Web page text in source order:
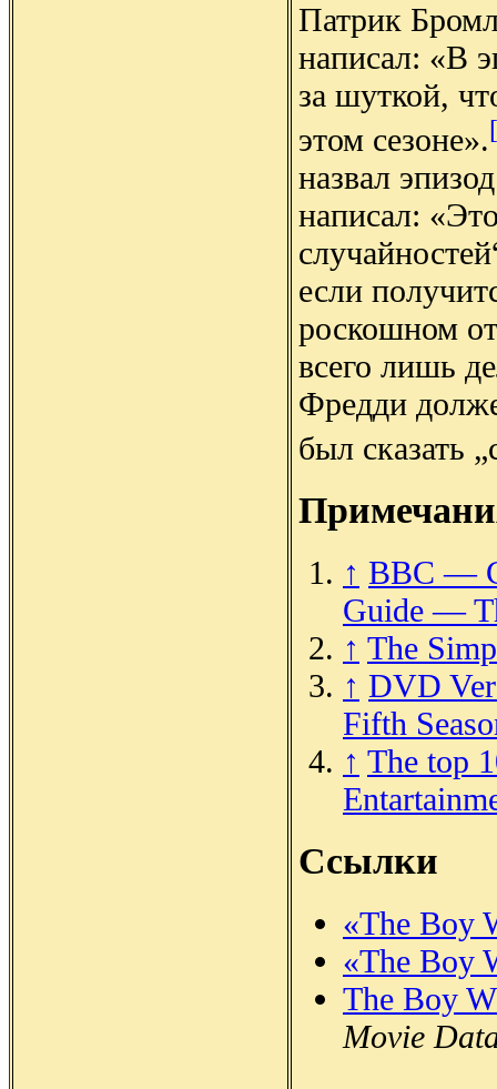
Патрик
написал: «В
за шуткой,
этом сезоне».
назвал
написал:
если
роскошном
всего лишь
Фредди
был сказать
↑ BBC —
Guide —
↑ The
↑ DVD
Fifth
↑ The top
Ссылки
«The Boy
«The Boy
The Boy
Movie